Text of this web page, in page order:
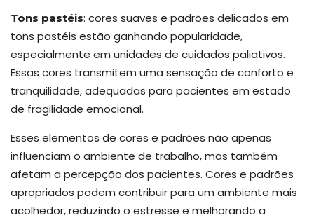
Tons pastéis: cores suaves e padrões delicados em
tons pastéis estão ganhando popularidade,
especialmente em unidades de cuidados paliativos.
Essas cores transmitem uma sensação de conforto e
tranquilidade, adequadas para pacientes em estado
de fragilidade emocional.
Esses elementos de cores e padrões não apenas
influenciam o ambiente de trabalho, mas também
afetam a percepção dos pacientes. Cores e padrões
apropriados podem contribuir para um ambiente mais
acolhedor, reduzindo o estresse e melhorando a